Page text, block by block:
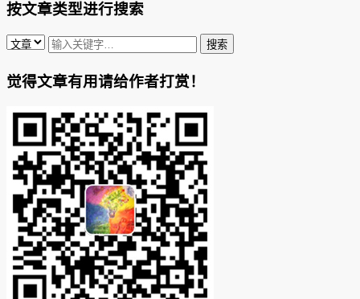
按文章类型进行搜索
觉得文章有用请给作者打赏！